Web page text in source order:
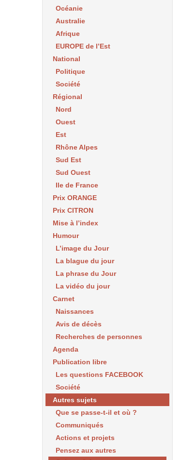
Océanie
Australie
Afrique
EUROPE de l’Est
National
Politique
Société
Régional
Nord
Ouest
Est
Rhône Alpes
Sud Est
Sud Ouest
Ile de France
Prix ORANGE
Prix CITRON
Mise à l’index
Humour
L’image du Jour
La blague du jour
La phrase du Jour
La vidéo du jour
Carnet
Naissances
Avis de décès
Recherches de personnes
Agenda
Publication libre
Les questions FACEBOOK
Société
Autres sujets
Que se passe-t-il et où ?
Communiqués
Actions et projets
Pensez aux autres